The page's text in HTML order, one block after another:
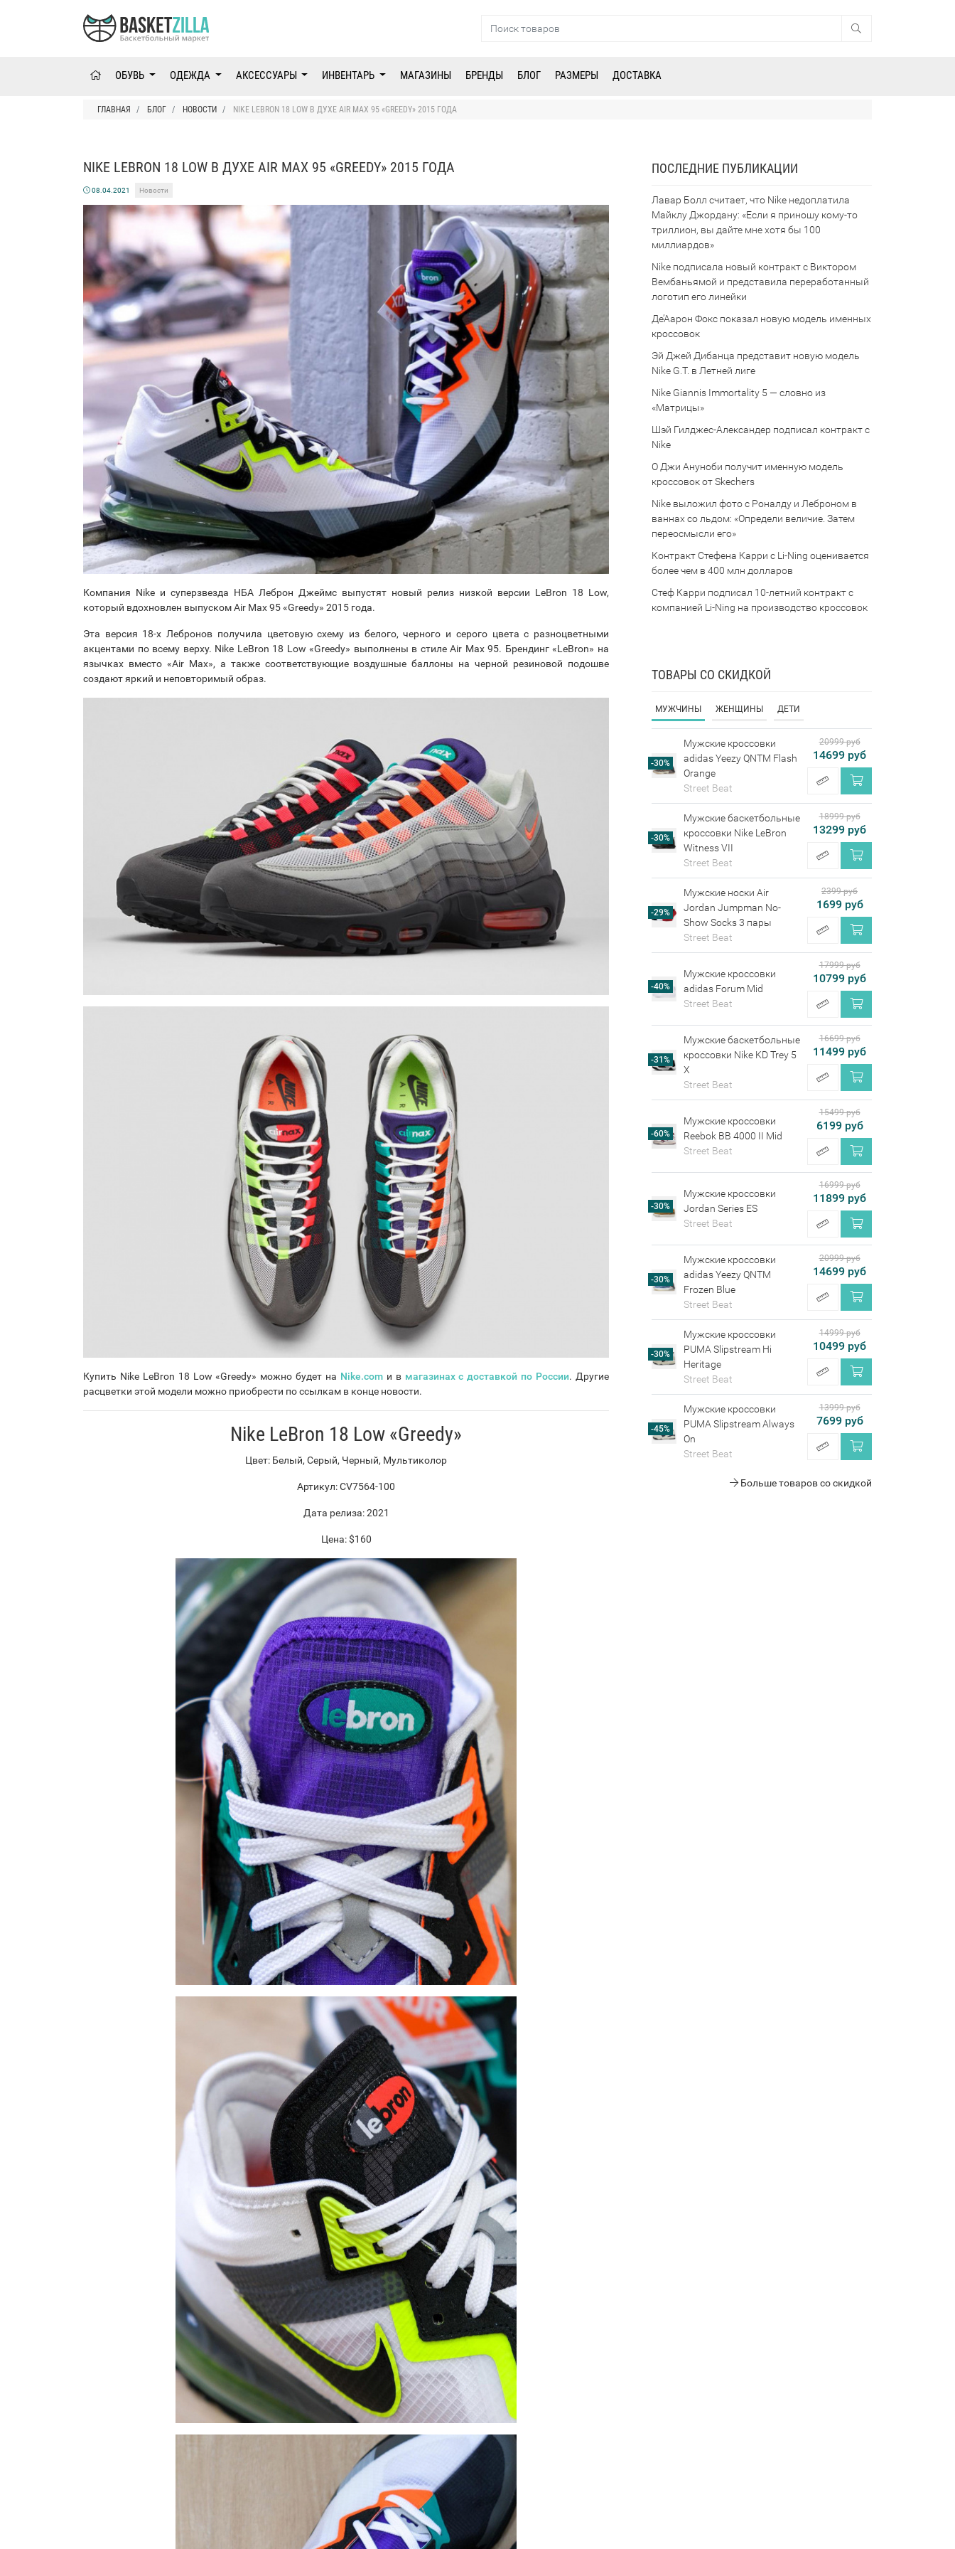
ОБУВЬ ОДЕЖДА АКСЕССУАРЫ ИНВЕНТАРЬ МАГАЗИНЫ БРЕНДЫ БЛОГ РАЗМЕРЫ ДОСТАВКА
ГЛАВНАЯ БЛОГ НОВОСТИ NIKE LEBRON 18 LOW В ДУХЕ AIR MAX 95 «GREEDY» 2015 ГОДА
NIKE LEBRON 18 LOW В ДУХЕ AIR MAX 95 «GREEDY» 2015 ГОДА
08.04.2021 Новости
Компания Nike и суперзвезда НБА Леброн Джеймс выпустят новый релиз низкой версии LeBron 18 Low,
который вдохновлен выпуском Air Max 95 «Greedy» 2015 года.
Эта версия 18-х Лебронов получила цветовую схему из белого, черного и серого цвета с разноцветными
акцентами по всему верху. Nike LeBron 18 Low «Greedy» выполнены в стиле Air Max 95. Брендинг «LeBron» на
язычках вместо «Air Max», а также соответствующие воздушные баллоны на черной резиновой подошве
создают яркий и неповторимый образ.
Купить Nike LeBron 18 Low «Greedy» можно будет на Nike.comи в магазинах с доставкой по России. Другие
расцветки этой модели можно приобрести по ссылкам в конце новости.
Nike LeBron 18 Low «Greedy»
Цвет: Белый, Серый, Черный, Мультиколор
Артикул: CV7564-100
Дата релиза: 2021
Цена: $160
ПОСЛЕДНИЕ ПУБЛИКАЦИИ
Лавар Болл считает, что Nike недоплатила
Майклу Джордану: «Если я приношу кому-то
триллион, вы дайте мне хотя бы 100
миллиардов»
Nike подписала новый контракт с Виктором
Вембаньямой и представила переработанный
логотип его линейки
Де’Аарон Фокс показал новую модель именных
кроссовок
Эй Джей Дибанца представит новую модель
Nike G.T. в Летней лиге
Nike Giannis Immortality 5 — словно из
«Матрицы»
Шэй Гилджес-Александер подписал контракт с
Nike
О Джи Ануноби получит именную модель
кроссовок от Skechers
Nike выложил фото с Роналду и Леброном в
ваннах со льдом: «Определи величие. Затем
переосмысли его»
Контракт Стефена Карри с Li-Ning оценивается
более чем в 400 млн долларов
Стеф Карри подписал 10-летний контракт с
компанией Li-Ning на производство кроссовок
ТОВАРЫ СО СКИДКОЙ
МУЖЧИНЫ ЖЕНЩИНЫ ДЕТИ
-30%
Мужские кроссовки
adidas Yeezy QNTM Flash
Orange
Street Beat
20999 руб
14699 руб
-30%
Мужские баскетбольные
кроссовки Nike LeBron
Witness VII
Street Beat
18999 руб
13299 руб
-29%
Мужские носки Air
Jordan Jumpman No-
Show Socks 3 пары
Street Beat
2399 руб
1699 руб
-40%
Мужские кроссовки
adidas Forum Mid
Street Beat
17999 руб
10799 руб
-31%
Мужские баскетбольные
кроссовки Nike KD Trey 5
X
Street Beat
16699 руб
11499 руб
-60%
Мужские кроссовки
Reebok BB 4000 II Mid
Street Beat
15499 руб
6199 руб
-30%
Мужские кроссовки
Jordan Series ES
Street Beat
16999 руб
11899 руб
-30%
Мужские кроссовки
adidas Yeezy QNTM
Frozen Blue
Street Beat
20999 руб
14699 руб
-30%
Мужские кроссовки
PUMA Slipstream Hi
Heritage
Street Beat
14999 руб
10499 руб
-45%
Мужские кроссовки
PUMA Slipstream Always
On
Street Beat
13999 руб
7699 руб
Больше товаров со скидкой